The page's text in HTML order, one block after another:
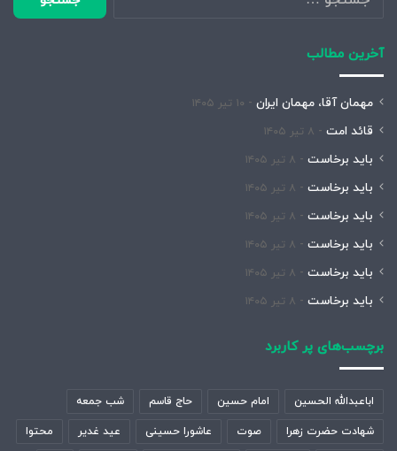
برای:
آخرین مطالب
مهمان آقا، مهمان ایران ۱۰ تیر ۱۴۰۵
قائد امت ۸ تیر ۱۴۰۵
باید برخاست ۸ تیر ۱۴۰۵
باید برخاست ۸ تیر ۱۴۰۵
باید برخاست ۸ تیر ۱۴۰۵
باید برخاست ۸ تیر ۱۴۰۵
باید برخاست ۸ تیر ۱۴۰۵
باید برخاست ۸ تیر ۱۴۰۵
برچسب‌های پر کاربرد
اباعبدالله الحسین امام حسین حاج قاسم شب جمعه
شهادت حضرت زهرا صوت عاشورا حسینی عید غدیر محتوا